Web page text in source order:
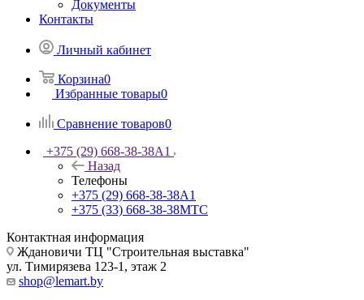
Документы
Контакты
Личный кабинет
Корзина0
Избранные товары0
Сравнение товаров0
+375 (29) 668-38-38A1
Назад
Телефоны
+375 (29) 668-38-38A1
+375 (33) 668-38-38МТС
Контактная информация
Ждановичи ТЦ "Строительная выставка"
ул. Тимирязева 123-1, этаж 2
shop@lemart.by